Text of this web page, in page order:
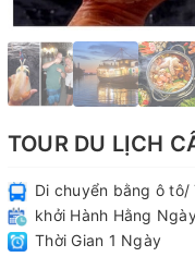
TOUR DU LỊCH
Di chuyển bằng ô tô/
khởi Hành Hằng
Thời Gian 1 Ngày